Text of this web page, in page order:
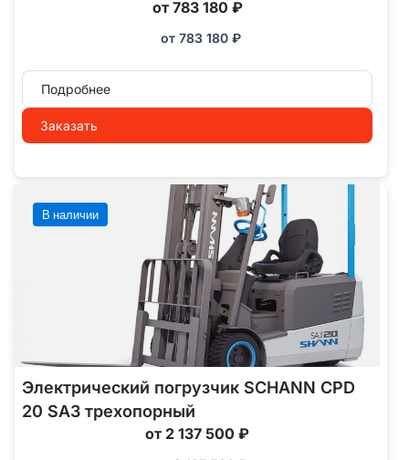
от 783 180 ₽
от 783 180 ₽
Подробнее
Заказать
В наличии
Электрический погрузчик SCHANN CPD
20 SA3 трехопорный
от 2 137 500 ₽